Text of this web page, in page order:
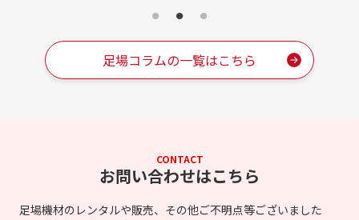
足場コラムの一覧はこちら
CONTACT
お問い合わせはこちら
足場機材のレンタルや販売、その他ご不明点等ございました